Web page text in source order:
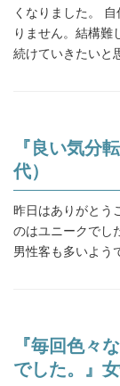
くなりました。
りません。結構難
続けていきたいと
『良い気分
代）
昨日はありがとう
のはユニークでし
男性客も多いよう
『毎回色々
でした。』